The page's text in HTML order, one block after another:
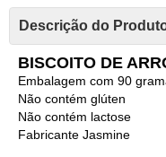
Descrição do
BISCOITO DE
Embalagem com 90
Não contém glúten
Não contém lactose
Fabricante Jasmine